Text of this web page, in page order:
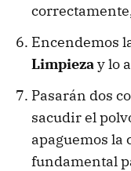
Encendemos
Limpieza y lo
Pasarán dos
sacudir el
apaguemos la
fundamental